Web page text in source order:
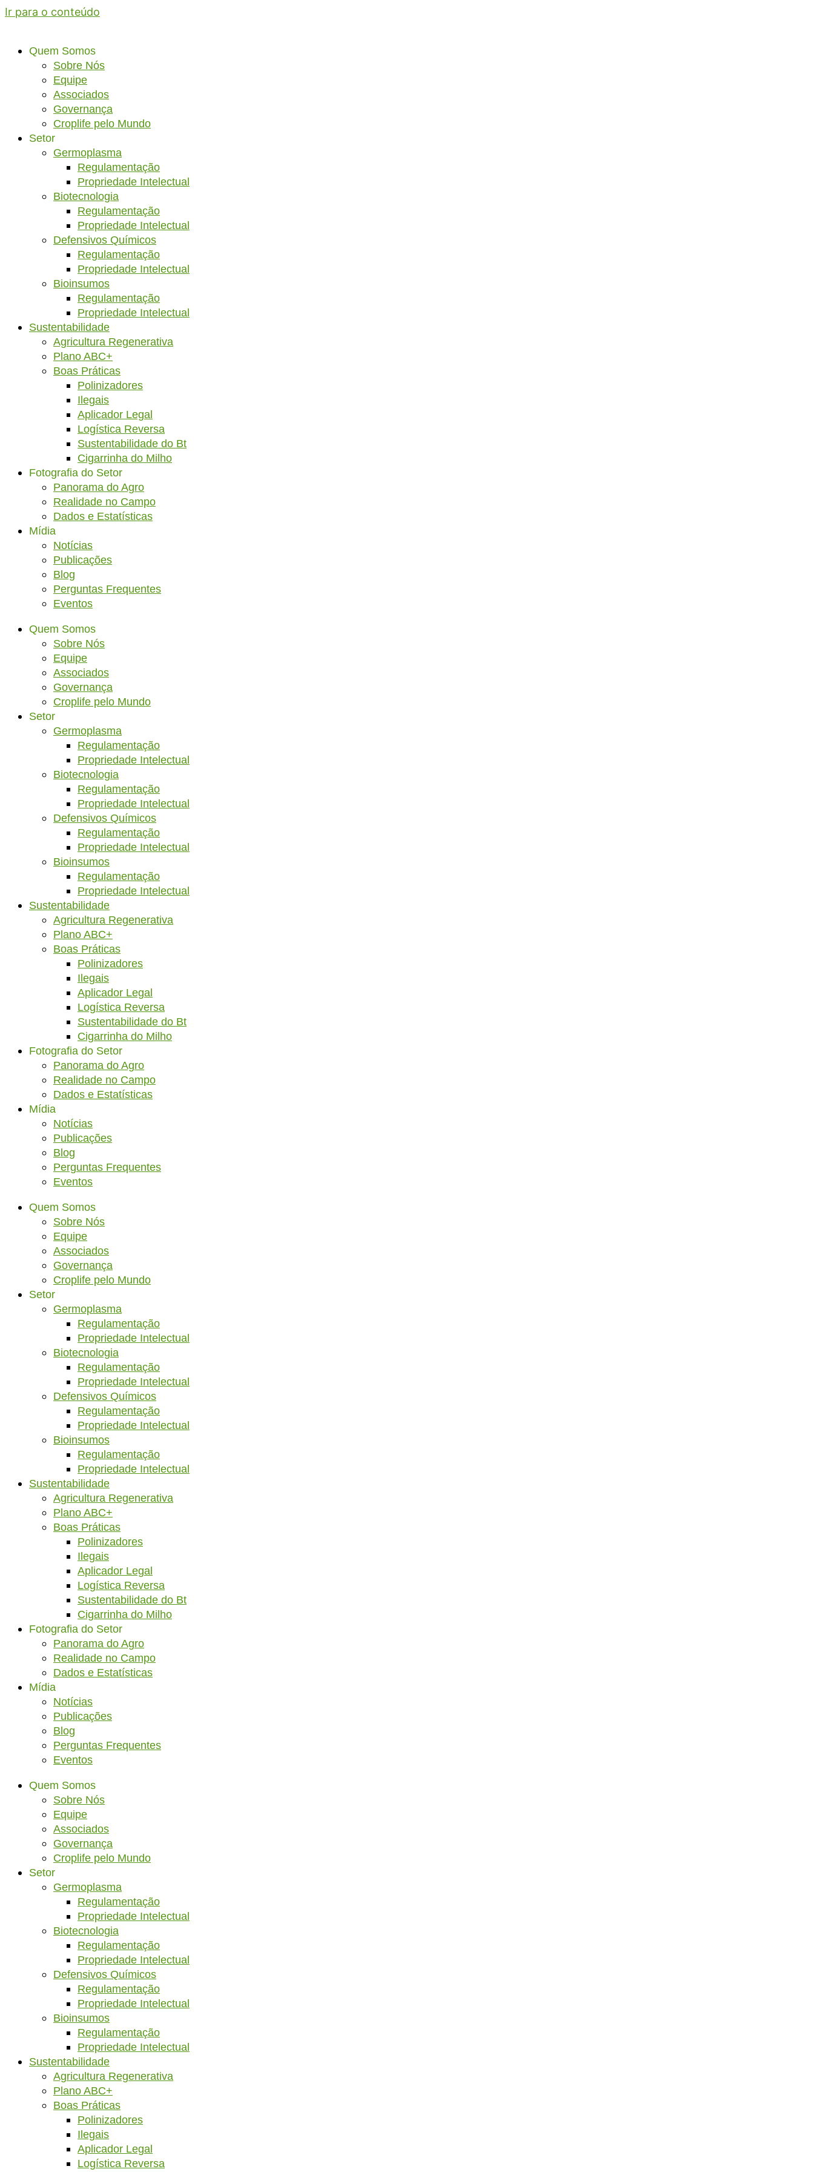
Ir para o conteúdo
Quem Somos
Sobre Nós
Equipe
Associados
Governança
Croplife pelo Mundo
Setor
Germoplasma
Regulamentação
Propriedade Intelectual
Biotecnologia
Regulamentação
Propriedade Intelectual
Defensivos Químicos
Regulamentação
Propriedade Intelectual
Bioinsumos
Regulamentação
Propriedade Intelectual
Sustentabilidade
Agricultura Regenerativa
Plano ABC+
Boas Práticas
Polinizadores
Ilegais
Aplicador Legal
Logística Reversa
Sustentabilidade do Bt
Cigarrinha do Milho
Fotografia do Setor
Panorama do Agro
Realidade no Campo
Dados e Estatísticas
Mídia
Notícias
Publicações
Blog
Perguntas Frequentes
Eventos
Quem Somos
Sobre Nós
Equipe
Associados
Governança
Croplife pelo Mundo
Setor
Germoplasma
Regulamentação
Propriedade Intelectual
Biotecnologia
Regulamentação
Propriedade Intelectual
Defensivos Químicos
Regulamentação
Propriedade Intelectual
Bioinsumos
Regulamentação
Propriedade Intelectual
Sustentabilidade
Agricultura Regenerativa
Plano ABC+
Boas Práticas
Polinizadores
Ilegais
Aplicador Legal
Logística Reversa
Sustentabilidade do Bt
Cigarrinha do Milho
Fotografia do Setor
Panorama do Agro
Realidade no Campo
Dados e Estatísticas
Mídia
Notícias
Publicações
Blog
Perguntas Frequentes
Eventos
Quem Somos
Sobre Nós
Equipe
Associados
Governança
Croplife pelo Mundo
Setor
Germoplasma
Regulamentação
Propriedade Intelectual
Biotecnologia
Regulamentação
Propriedade Intelectual
Defensivos Químicos
Regulamentação
Propriedade Intelectual
Bioinsumos
Regulamentação
Propriedade Intelectual
Sustentabilidade
Agricultura Regenerativa
Plano ABC+
Boas Práticas
Polinizadores
Ilegais
Aplicador Legal
Logística Reversa
Sustentabilidade do Bt
Cigarrinha do Milho
Fotografia do Setor
Panorama do Agro
Realidade no Campo
Dados e Estatísticas
Mídia
Notícias
Publicações
Blog
Perguntas Frequentes
Eventos
Quem Somos
Sobre Nós
Equipe
Associados
Governança
Croplife pelo Mundo
Setor
Germoplasma
Regulamentação
Propriedade Intelectual
Biotecnologia
Regulamentação
Propriedade Intelectual
Defensivos Químicos
Regulamentação
Propriedade Intelectual
Bioinsumos
Regulamentação
Propriedade Intelectual
Sustentabilidade
Agricultura Regenerativa
Plano ABC+
Boas Práticas
Polinizadores
Ilegais
Aplicador Legal
Logística Reversa